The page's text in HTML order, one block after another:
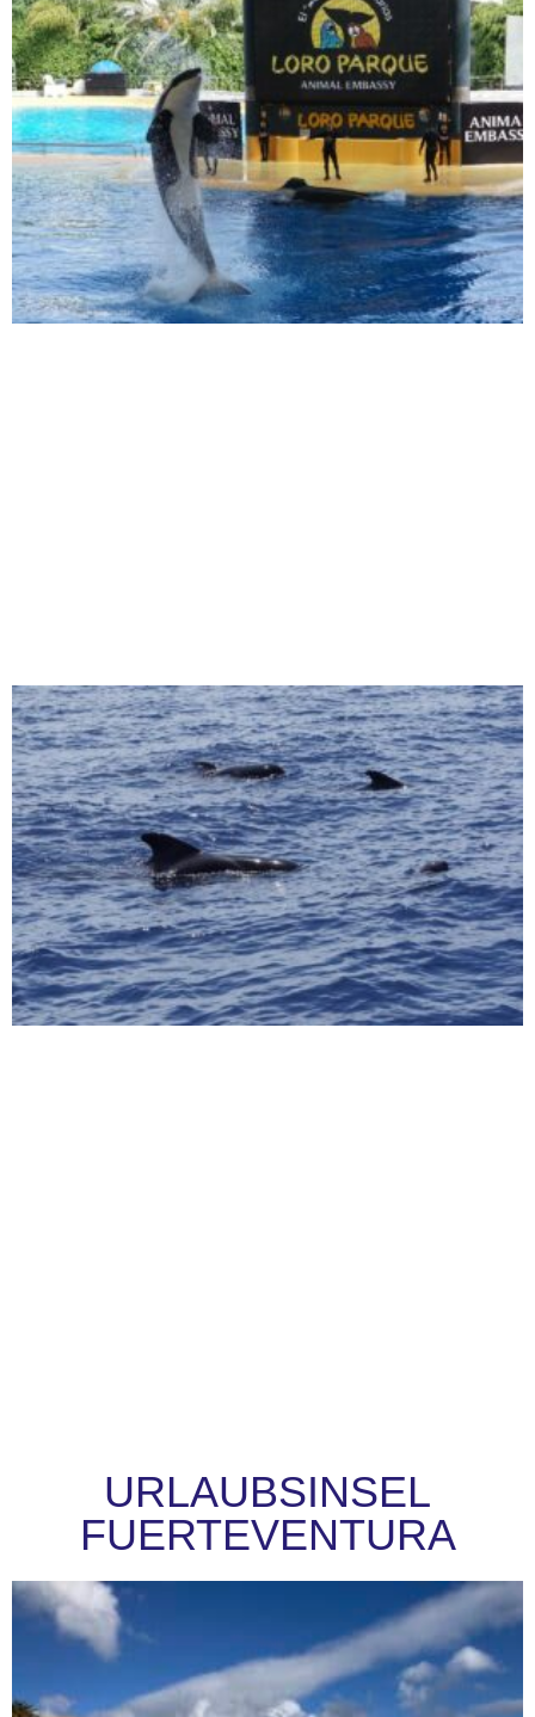
URLAUBSINSEL
FUERTEVENTURA